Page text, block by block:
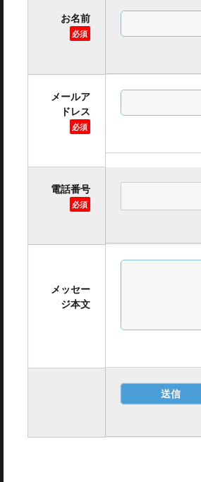
お名前
必須
メールア
ドレス
必須
電話番号
必須
メッセー
ジ本文